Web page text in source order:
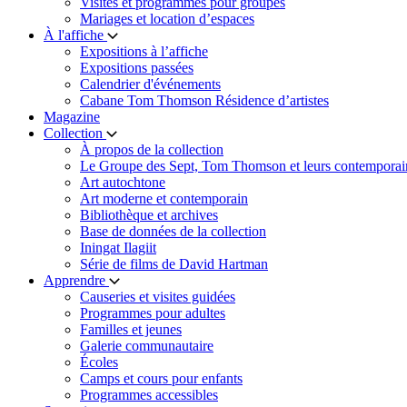
Mariages et location d’espaces
À l'affiche
Expositions à l’affiche
Expositions passées
Calendrier d'événements
Cabane Tom Thomson Résidence d’artistes
Magazine
Collection
À propos de la collection
Le Groupe des Sept, Tom Thomson et leurs
Art autochtone
Art moderne et contemporain
Bibliothèque et archives
Base de données de la collection
Iningat Ilagiit
Série de films de David Hartman
Apprendre
Causeries et visites guidées
Programmes pour adultes
Familles et jeunes
Galerie communautaire
Écoles
Camps et cours pour enfants
Programmes accessibles